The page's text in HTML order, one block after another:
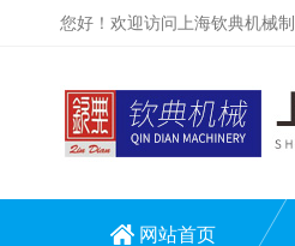
您好！欢迎访问上海钦典机械
网站首页